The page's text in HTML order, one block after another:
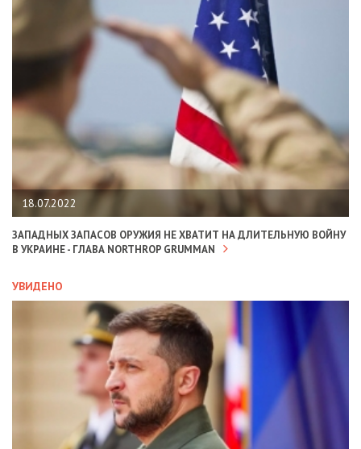
18.07.2022
ЗАПАДНЫХ ЗАПАСОВ ОРУЖИЯ НЕ ХВАТИТ НА ДЛИТЕЛЬНУЮ ВОЙНУ
В УКРАИНЕ - ГЛАВА NORTHROP GRUMMAN
УВИДЕНО